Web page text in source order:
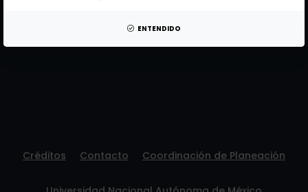
ENTENDIDO
Créditos Contacto Coordinación de Planeación